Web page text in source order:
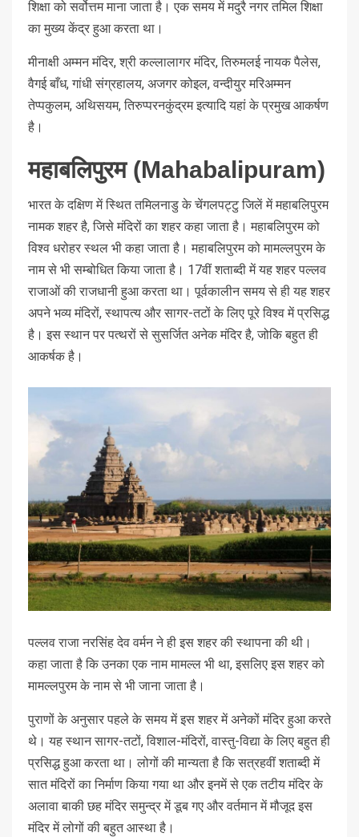
शिक्षा को सर्वोत्तम माना जाता है। एक समय में मदुरै नगर तमिल शिक्षा
का मुख्य केंद्र हुआ करता था।
मीनाक्षी अम्मन मंदिर, श्री कल्लालागर मंदिर, तिरुमलई नायक पैलेस,
वैगई बाँध, गांधी संग्रहालय, अजगर कोइल, वन्दीयुर मरिअम्मन
तेप्पकुलम, अथिसयम, तिरुप्परनकुंद्रम इत्यादि यहां के प्रमुख आकर्षण
है।
महाबलिपुरम (Mahabalipuram)
भारत के दक्षिण में स्थित तमिलनाडु के चेंगलपट्टु जिलें में महाबलिपुरम
नामक शहर है, जिसे मंदिरों का शहर कहा जाता है। महाबलिपुरम को
विश्व धरोहर स्थल भी कहा जाता है। महाबलिपुरम को मामल्लपुरम के
नाम से भी सम्बोधित किया जाता है। 17वीं शताब्दी में यह शहर पल्लव
राजाओं की राजधानी हुआ करता था। पूर्वकालीन समय से ही यह शहर
अपने भव्य मंदिरों, स्थापत्य और सागर-तटों के लिए पूरे विश्व में प्रसिद्ध
है। इस स्थान पर पत्थरों से सुसर्जित अनेक मंदिर है, जोकि बहुत ही
आकर्षक है।
पल्लव राजा नरसिंह देव वर्मन ने ही इस शहर की स्थापना की थी।
कहा जाता है कि उनका एक नाम मामल्ल भी था, इसलिए इस शहर को
मामल्लपुरम के नाम से भी जाना जाता है।
पुराणों के अनुसार पहले के समय में इस शहर में अनेकों मंदिर हुआ करते
थे। यह स्थान सागर-तटों, विशाल-मंदिरों, वास्तु-विद्या के लिए बहुत ही
प्रसिद्ध हुआ करता था। लोगों की मान्यता है कि सत्रहवीं शताब्दी में
सात मंदिरों का निर्माण किया गया था और इनमें से एक तटीय मंदिर के
अलावा बाकी छह मंदिर समुन्द्र में डूब गए और वर्तमान में मौजूद इस
मंदिर में लोगों की बहुत आस्था है।